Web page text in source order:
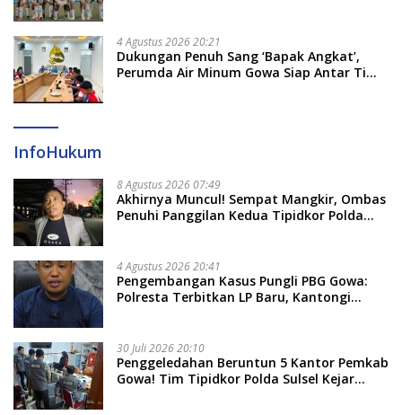
4 Agustus 2026 20:21
Dukungan Penuh Sang ‘Bapak Angkat’,
Perumda Air Minum Gowa Siap Antar Tim
InfoHukum
8 Agustus 2026 07:49
Akhirnya Muncul! Sempat Mangkir, Ombas
Penuhi Panggilan Kedua Tipidkor Polda
4 Agustus 2026 20:41
Pengembangan Kasus Pungli PBG Gowa:
Polresta Terbitkan LP Baru, Kantongi
30 Juli 2026 20:10
Penggeledahan Beruntun 5 Kantor Pemkab
Gowa! Tim Tipidkor Polda Sulsel Kejar